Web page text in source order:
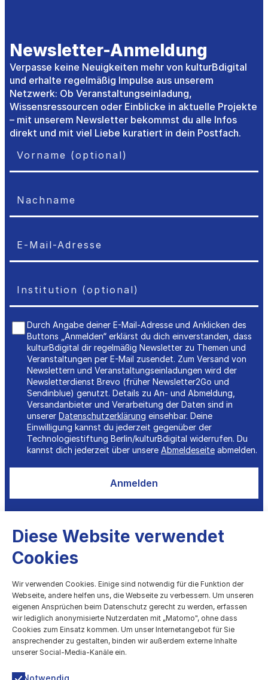
Newsletter-Anmeldung
Verpasse keine Neuigkeiten mehr von kulturBdigital
und erhalte regelmäßig Impulse aus unserem
Netzwerk: Ob Veranstaltungseinladung,
Wissensressourcen oder Einblicke in aktuelle Projekte
– mit unserem Newsletter bekommst du alle Infos
direkt und mit viel Liebe kuratiert in dein Postfach.
Durch Angabe deiner E-Mail-Adresse und Anklicken des
Buttons „Anmelden“ erklärst du dich einverstanden, dass
kulturBdigital dir regelmäßig Newsletter zu Themen und
Veranstaltungen per E-Mail zusendet. Zum Versand von
Newslettern und Veranstaltungseinladungen wird der
Newsletterdienst Brevo (früher Newsletter2Go und
Sendinblue) genutzt. Details zu An- und Abmeldung,
Versandanbieter und Verarbeitung der Daten sind in
unserer Datenschutzerklärung einsehbar. Deine
Einwilligung kannst du jederzeit gegenüber der
Technologiestiftung Berlin/kulturBdigital widerrufen. Du
kannst dich jederzeit über unsere Abmeldeseite abmelden.
Anmelden
kulturBdigital
Digitale Entwicklung des Kulturbereichs
Technologiestiftung Berlin
Grunewaldstr. 61-62, 10825 Berlin
kultur@ts.berlin
Diese Website verwendet
Cookies
Wir verwenden Cookies. Einige sind notwendig für die Funktion der
Webseite, andere helfen uns, die Webseite zu verbessern. Um unseren
eigenen Ansprüchen beim Datenschutz gerecht zu werden, erfassen
wir lediglich anonymisierte Nutzerdaten mit „Matomo", ohne dass
Cookies zum Einsatz kommen. Um unser Internetangebot für Sie
ansprechender zu gestalten, binden wir außerdem externe Inhalte
unserer Social-Media-Kanäle ein.
Notwendig